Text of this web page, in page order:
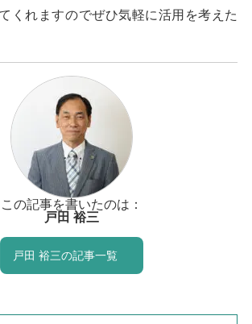
くれますのでぜひ気軽に活用を考えた
この記事を書いたのは：
戸田 裕三
戸田 裕三の記事一覧